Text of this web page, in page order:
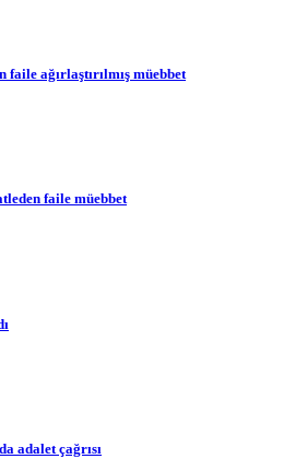
faile ağırlaştırılmış müebbet
faile müebbet
adalet çağrısı